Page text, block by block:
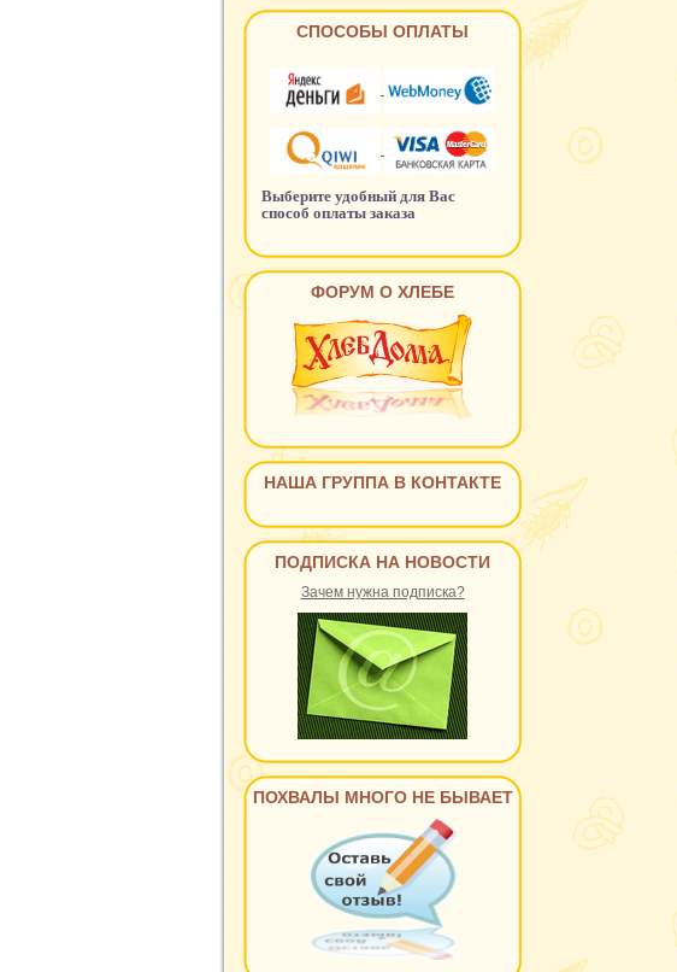
СПОСОБЫ ОПЛАТЫ
Выберите удобный для Вас
способ оплаты заказа
ФОРУМ О ХЛЕБЕ
НАША ГРУППА В КОНТАКТЕ
ПОДПИСКА НА НОВОСТИ
Зачем нужна подписка?
ПОХВАЛЫ МНОГО НЕ БЫВАЕТ